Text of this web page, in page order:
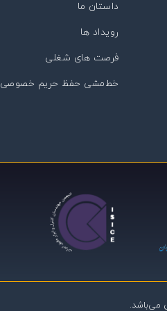
داستان ما
رویداد ها
فرصت های شغلی
خط‌مشی حفظ حریم خصوصی
می‌باشد.